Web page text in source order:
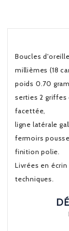
Boucles
millièmes (18
poids 0.70
serties 2 griffes
facettée,
ligne latérale
fermoirs
finition polie.
Livrées en
techniques.